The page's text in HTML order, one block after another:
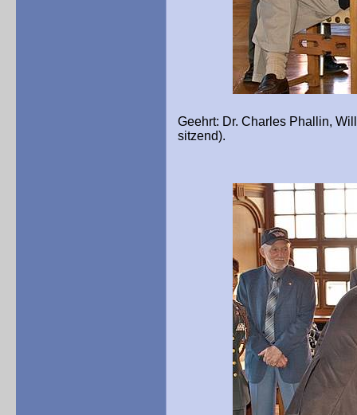
Geehrt: Dr. Charles Phallin,
sitzend).